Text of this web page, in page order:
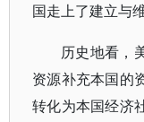
国走上了建立与
历史地看，
资源补充本国的
转化为本国经济